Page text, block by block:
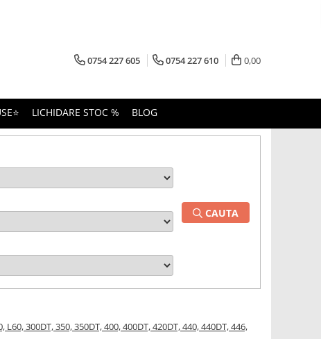
0754 227 605 0754 227 610 0,00
LICHIDARE STOC % BLOG
CAUTA
300DT, 350, 350DT, 400, 400DT, 420DT, 440, 440DT, 446,